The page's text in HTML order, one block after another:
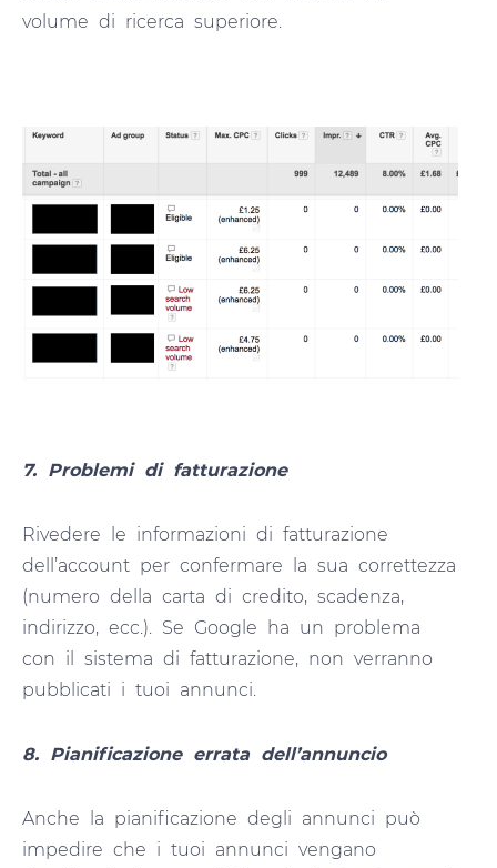
volume di ricerca superiore.
7. Problemi di fatturazione
Rivedere le informazioni di fatturazione
dell’account per confermare la sua correttezza
(numero della carta di credito, scadenza,
indirizzo, ecc.). Se Google ha un problema
con il sistema di fatturazione, non verranno
pubblicati i tuoi annunci.
8. Pianificazione errata dell’annuncio
Anche la pianificazione degli annunci può
impedire che i tuoi annunci vengano